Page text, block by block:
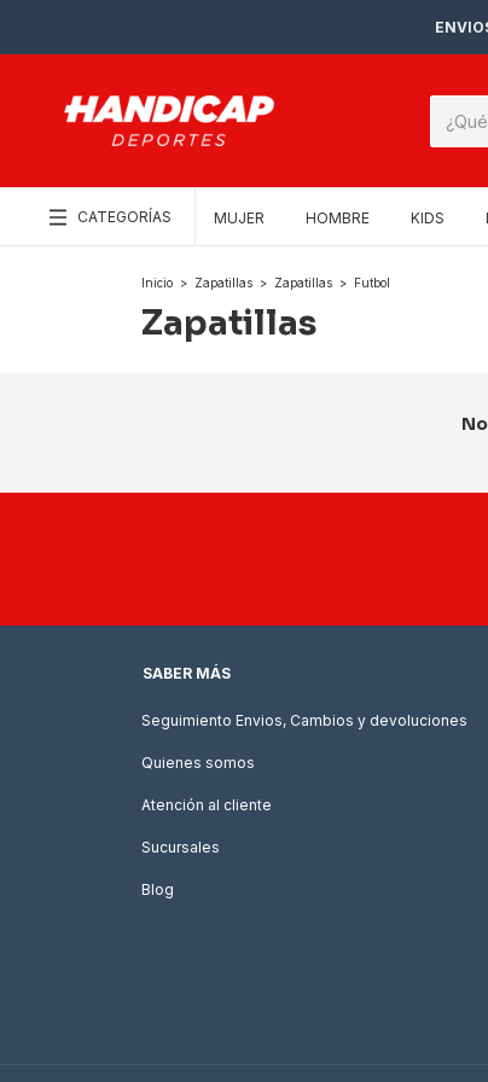
CATEGORÍAS MUJER HOMBRE KIDS
Inicio > Zapatillas > Zapatillas > Futbol
Zapatillas
SABER MÁS
Seguimiento Envios, Cambios y devoluciones
Quienes somos
Atención al cliente
Sucursales
Blog